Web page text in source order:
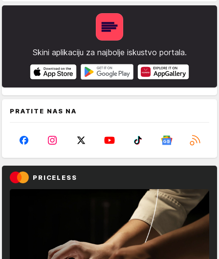
Skini aplikaciju za najbolje iskustvo portala.
PRATITE NAS NA
PRICELESS